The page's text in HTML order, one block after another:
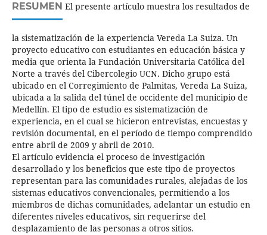
RESUMEN El presente artículo muestra los resultados de
la sistematización de la experiencia Vereda La Suiza. Un
proyecto educativo con estudiantes en educación básica y
media que orienta la Fundación Universitaria Católica del
Norte a través del Cibercolegio UCN. Dicho grupo está
ubicado en el Corregimiento de Palmitas, Vereda La Suiza,
ubicada a la salida del túnel de occidente del municipio de
Medellín. El tipo de estudio es sistematización de
experiencia, en el cual se hicieron entrevistas, encuestas y
revisión documental, en el período de tiempo comprendido
entre abril de 2009 y abril de 2010.
El artículo evidencia el proceso de investigación
desarrollado y los beneficios que este tipo de proyectos
representan para las comunidades rurales, alejadas de los
sistemas educativos convencionales, permitiendo a los
miembros de dichas comunidades, adelantar un estudio en
diferentes niveles educativos, sin requerirse del
desplazamiento de las personas a otros sitios.